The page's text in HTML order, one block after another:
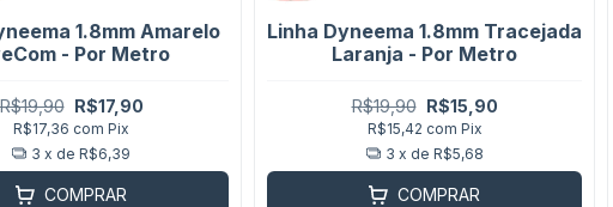
1.8mm Amarelo
- Por Metro
R$19,90 R$17,90
R$17,36 com Pix
3 x de R$6,39
COMPRAR
Linha Dyneema 1.8mm Tracejada
Laranja - Por Metro
R$19,90 R$15,90
R$15,42 com Pix
3 x de R$5,68
COMPRAR